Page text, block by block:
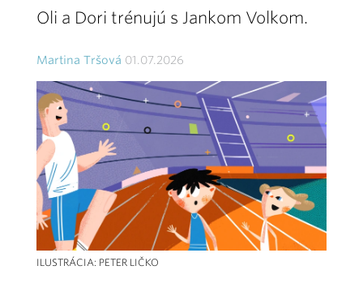
Oli a Dori trénujú s Jankom Volkom.
Martina Tršová 01.07.2026
ILUSTRÁCIA: PETER LIČKO